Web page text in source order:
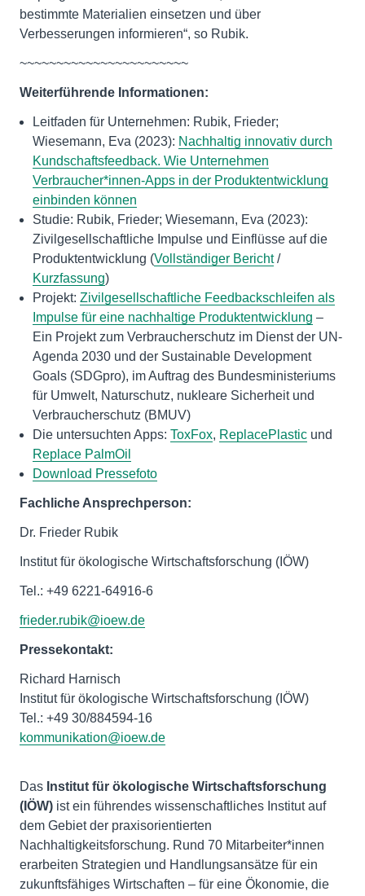
bestimmte Materialien einsetzen und über
Verbesserungen informieren“, so Rubik.
~~~~~~~~~~~~~~~~~~~~~~~
Weiterführende Informationen:
Leitfaden für Unternehmen: Rubik, Frieder;
Wiesemann, Eva (2023): Nachhaltig innovativ durch
Kundschaftsfeedback. Wie Unternehmen
Verbraucher*innen-Apps in der Produktentwicklung
einbinden können
Studie: Rubik, Frieder; Wiesemann, Eva (2023):
Zivilgesellschaftliche Impulse und Einflüsse auf die
Produktentwicklung (Vollständiger Bericht/
Kurzfassung)
Projekt: Zivilgesellschaftliche Feedbackschleifen als
Impulse für eine nachhaltige Produktentwicklung –
Ein Projekt zum Verbraucherschutz im Dienst der UN-
Agenda 2030 und der Sustainable Development
Goals (SDGpro), im Auftrag des Bundesministeriums
für Umwelt, Naturschutz, nukleare Sicherheit und
Verbraucherschutz (BMUV)
Die untersuchten Apps: ToxFox, ReplacePlastic und
Replace PalmOil
Download Pressefoto
Fachliche Ansprechperson:
Dr. Frieder Rubik
Institut für ökologische Wirtschaftsforschung (IÖW)
Tel.: +49 6221-64916-6
frieder.rubik@ioew.de
Pressekontakt:
Richard Harnisch
Institut für ökologische Wirtschaftsforschung (IÖW)
kommunikation@ioew.de
Das Institut für ökologische Wirtschaftsforschung
(IÖW) ist ein führendes wissenschaftliches Institut auf
dem Gebiet der praxisorientierten
Nachhaltigkeitsforschung. Rund 70 Mitarbeiter*innen
erarbeiten Strategien und Handlungsansätze für ein
zukunftsfähiges Wirtschaften – für eine Ökonomie, die